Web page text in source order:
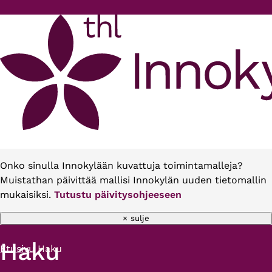
Onko sinulla Innokylään kuvattuja toimintamalleja?
Muistathan päivittää mallisi Innokylän uuden tietomallin
mukaisiksi. Tutustu päivitysohjeeseen
× sulje
Murupolku
Etusivu Haku
Haku